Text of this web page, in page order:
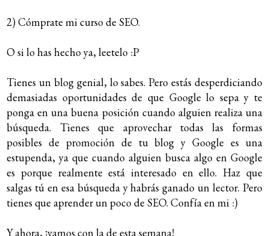
2) Cómprate mi curso de SEO.
O si lo has hecho ya, leetelo :P
Tienes un blog genial, lo sabes. Pero estás desperdiciando
demasiadas oportunidades de que Google lo sepa y te
ponga en una buena posición cuando alguien realiza una
búsqueda. Tienes que aprovechar todas las formas
posibles de promoción de tu blog y Google es una
estupenda, ya que cuando alguien busca algo en Google
es porque realmente está interesado en ello. Haz que
salgas tú en esa búsqueda y habrás ganado un lector. Pero
tienes que aprender un poco de SEO. Confía en mi :)
Y ahora, ¡vamos con la de esta semana!